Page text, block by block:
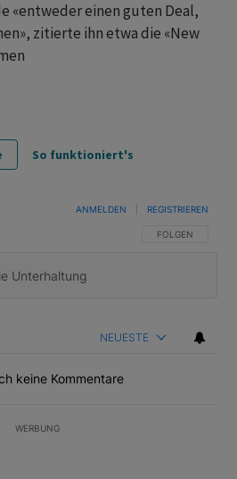
«entweder einen guten Deal,
zitierte ihn etwa die «New
So funktioniert's
FOLGE DIESER
FOLGEN
ANMELDEN REGISTRIEREN
NEUESTE
keine Kommentare
WERBUNG